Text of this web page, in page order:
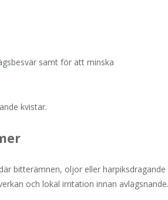
samt för att minska
kvistar.
bitterämnen, oljor eller harpiksdragande
och lokal irritation innan avlägsnande.